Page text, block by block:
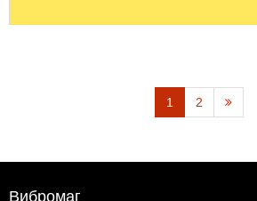
1 2
Вибромаг